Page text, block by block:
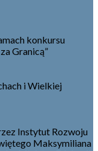
konkursu
Granicą”
i Wielkiej
Instytut Rozwoju
Maksymiliana